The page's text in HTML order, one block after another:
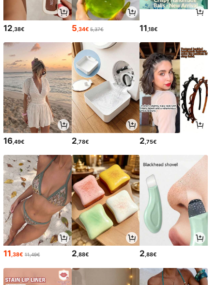
12,38€ 5,34€ 5,37€ 11,18€
16,49€ 2,78€ 2,75€
11,38€ 11,49€ 2,88€ 2,88€